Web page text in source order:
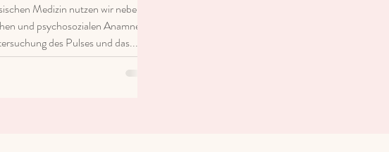
Medizin nutzen wir neben
und psychosozialen Anamnese
des Pulses und das...